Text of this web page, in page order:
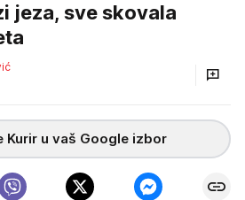
jeza, sve skovala
Kurir u vaš Google izbor